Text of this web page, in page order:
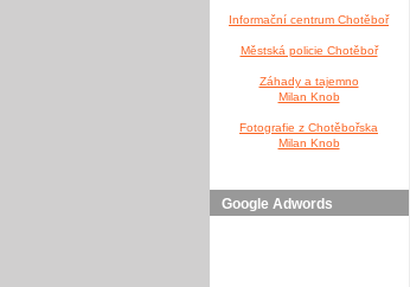
Informační centrum Chotěboř
Městská policie Chotěboř
Záhady a tajemno
Milan Knob
Fotografie z Chotěbořska
Milan Knob
Google Adwords